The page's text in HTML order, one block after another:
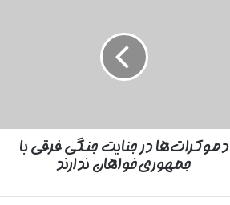
دموکرات‌ها در جنایت جنگی فرقی با
جمهوری‌خواهان ندارند